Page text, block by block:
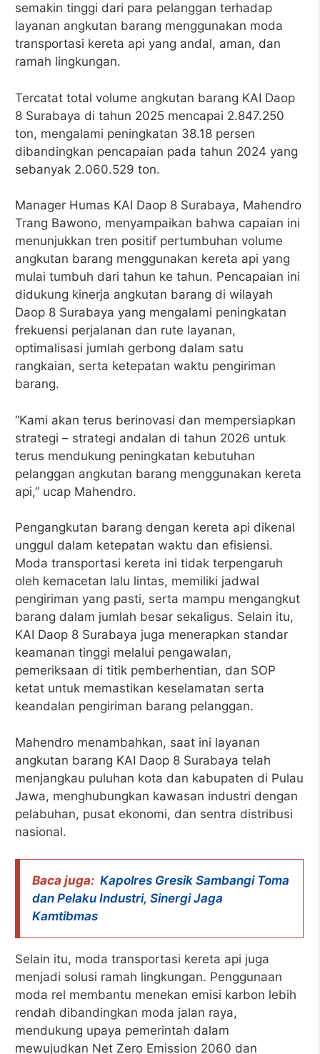
semakin tinggi dari para pelanggan terhadap
layanan angkutan barang menggunakan moda
transportasi kereta api yang andal, aman, dan
ramah lingkungan.
Tercatat total volume angkutan barang KAI Daop
8 Surabaya di tahun 2025 mencapai 2.847.250
ton, mengalami peningkatan 38.18 persen
dibandingkan pencapaian pada tahun 2024 yang
sebanyak 2.060.529 ton.
Manager Humas KAI Daop 8 Surabaya, Mahendro
Trang Bawono, menyampaikan bahwa capaian ini
menunjukkan tren positif pertumbuhan volume
angkutan barang menggunakan kereta api yang
mulai tumbuh dari tahun ke tahun. Pencapaian ini
didukung kinerja angkutan barang di wilayah
Daop 8 Surabaya yang mengalami peningkatan
frekuensi perjalanan dan rute layanan,
optimalisasi jumlah gerbong dalam satu
rangkaian, serta ketepatan waktu pengiriman
barang.
“Kami akan terus berinovasi dan mempersiapkan
strategi – strategi andalan di tahun 2026 untuk
terus mendukung peningkatan kebutuhan
pelanggan angkutan barang menggunakan kereta
api,” ucap Mahendro.
Pengangkutan barang dengan kereta api dikenal
unggul dalam ketepatan waktu dan efisiensi.
Moda transportasi kereta ini tidak terpengaruh
oleh kemacetan lalu lintas, memiliki jadwal
pengiriman yang pasti, serta mampu mengangkut
barang dalam jumlah besar sekaligus. Selain itu,
KAI Daop 8 Surabaya juga menerapkan standar
keamanan tinggi melalui pengawalan,
pemeriksaan di titik pemberhentian, dan SOP
ketat untuk memastikan keselamatan serta
keandalan pengiriman barang pelanggan.
Mahendro menambahkan, saat ini layanan
angkutan barang KAI Daop 8 Surabaya telah
menjangkau puluhan kota dan kabupaten di Pulau
Jawa, menghubungkan kawasan industri dengan
pelabuhan, pusat ekonomi, dan sentra distribusi
nasional.
Baca juga: Kapolres Gresik Sambangi Toma
dan Pelaku Industri, Sinergi Jaga
Kamtibmas
Selain itu, moda transportasi kereta api juga
menjadi solusi ramah lingkungan. Penggunaan
moda rel membantu menekan emisi karbon lebih
rendah dibandingkan moda jalan raya,
mendukung upaya pemerintah dalam
mewujudkan Net Zero Emission 2060 dan